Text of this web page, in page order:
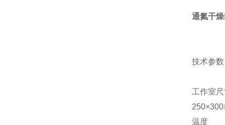
通氮干
技术参
工作室
250
温